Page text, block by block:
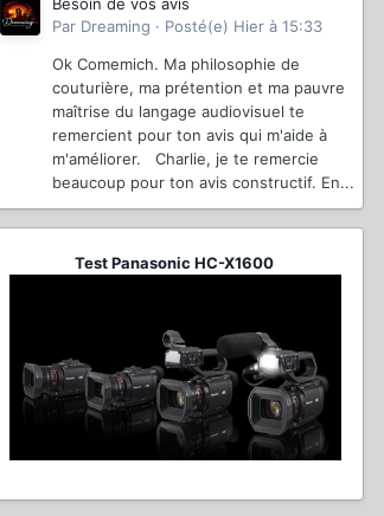
Par Dreaming · Posté(e) Hier à 15:33
Ok Comemich. Ma philosophie de
couturière, ma prétention et ma pauvre
maîtrise du langage audiovisuel te
remercient pour ton avis qui m'aide à
m'améliorer. Charlie, je te remercie
beaucoup pour ton avis constructif. En...
Test Panasonic HC-X1600